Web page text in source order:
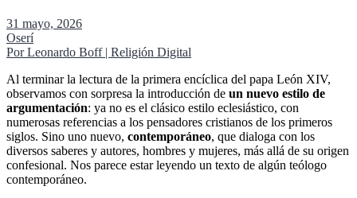
31 mayo, 2026
Oserí
Por Leonardo Boff | Religión Digital
Al terminar la lectura de la primera encíclica del papa León XIV,
observamos con sorpresa la introducción de un nuevo estilo de
argumentación: ya no es el clásico estilo eclesiástico, con
numerosas referencias a los pensadores cristianos de los primeros
siglos. Sino uno nuevo, contemporáneo, que dialoga con los
diversos saberes y autores, hombres y mujeres, más allá de su origen
confesional. Nos parece estar leyendo un texto de algún teólogo
contemporáneo.